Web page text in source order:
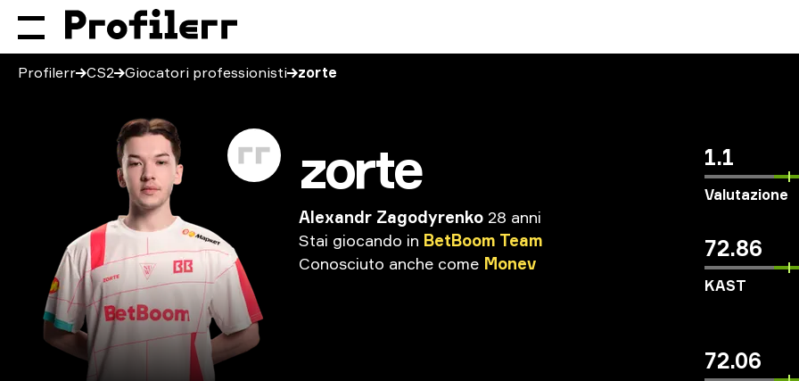
Profilerr CS2 Giocatori professionisti zorte
zorte
Alexandr Zagodyrenko 28 anni
Stai giocando in BetBoom Team
Conosciuto anche come Monev
1.1
Valutazione
72.86
KAST
72.06